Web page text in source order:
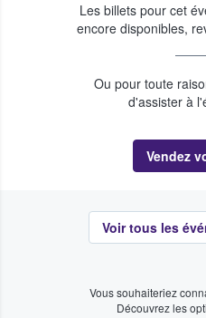
Les billets pour cet
encore disponibles,
Ou pour toute
d'assister à
Vendez
Voir tous les
Vous souhaiteriez
Découvrez les